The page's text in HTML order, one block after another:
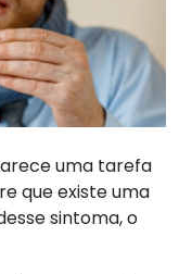
uma tarefa
que existe uma
sintoma, o